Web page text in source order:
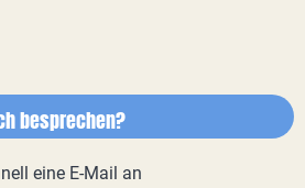
besprechen?
eine E-Mail an